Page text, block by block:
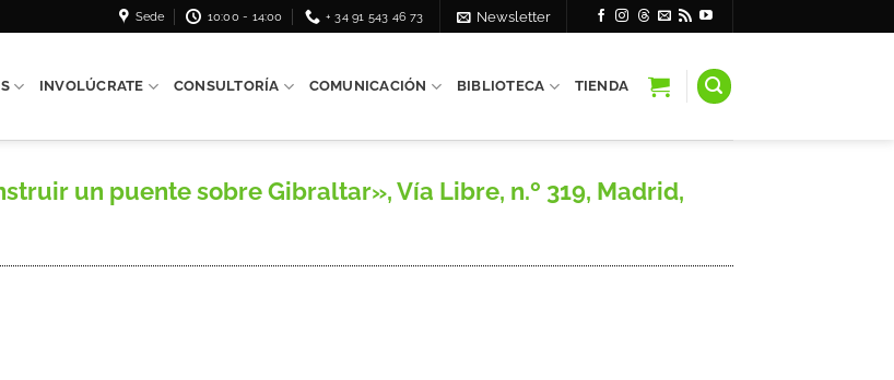
Sede 10:00 - 14:00 + 34 91 543 46 73 Newsletter
INVOLÚCRATE CONSULTORÍA COMUNICACIÓN BIBLIOTECA TIENDA
un puente sobre Gibraltar», Vía Libre, n.º 319, Madrid,